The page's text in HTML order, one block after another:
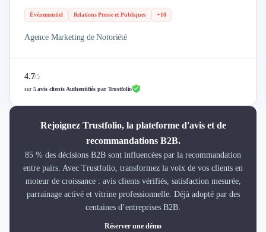
Événementiel Relations Presse et Publiques +10
Agence Marketing de Notoriété
4.7/5
sur5 avis clients Authentifiés par Trustfolio
Rejoignez Trustfolio, la plateforme d'avis et de
recommandations B2B.
85 % des décisions B2B sont influencées par la recommandation
entre pairs. Avec Trustfolio, transformez la voix de vos clients en
moteur de croissance : avis clients vérifiés, satisfaction mesurée,
parrainage activé et vitrine professionnelle. Déjà adopté par des
centaines d’entreprises B2B.
Réserver une démo